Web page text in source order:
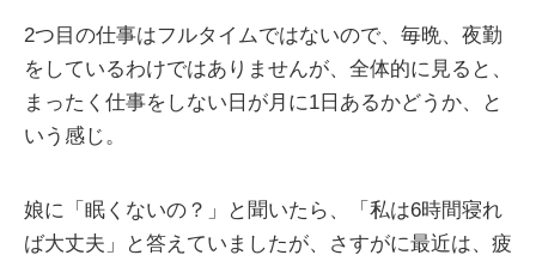
2つ目の仕事はフルタイムではないので、毎晩、夜勤
をしているわけではありませんが、全体的に見ると、
まったく仕事をしない日が月に1日あるかどうか、と
いう感じ。
娘に「眠くないの？」と聞いたら、「私は6時間寝れ
ば大丈夫」と答えていましたが、さすがに最近は、疲